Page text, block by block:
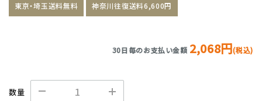
東京・埼玉送料無料 神奈川往復送料6,600円
30日毎のお支払い金額 2,068円(税込)
数量